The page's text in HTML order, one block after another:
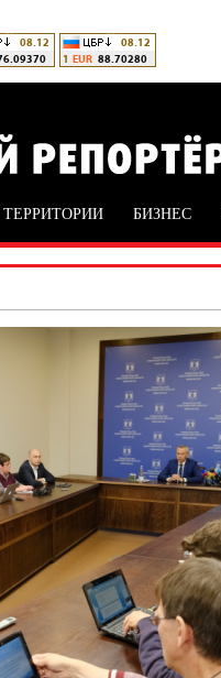
ТЕРРИТОРИИ БИЗНЕС